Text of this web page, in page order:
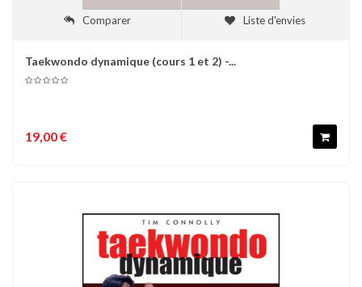
Comparer Liste d'envies
Taekwondo dynamique (cours 1 et 2) -...
19,00 €